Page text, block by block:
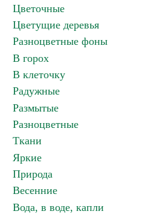
Цветочные
Цветущие деревья
Разноцветные фоны
В горох
В клеточку
Радужные
Размытые
Разноцветные
Ткани
Яркие
Природа
Весенние
Вода, в воде, капли